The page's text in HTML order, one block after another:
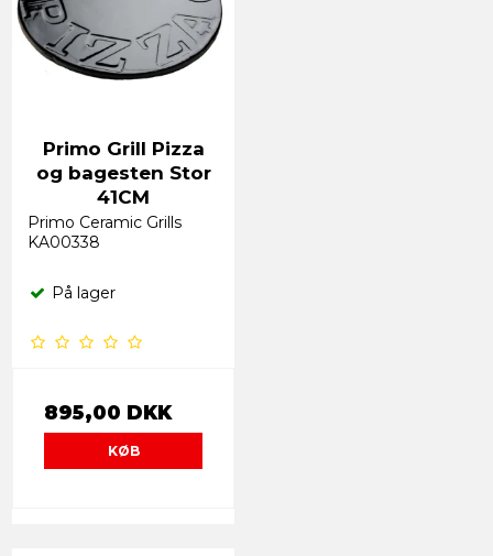
Primo Grill Pizza
og bagesten Stor
41CM
Primo Ceramic Grills
KA00338
På lager
895,00 DKK
KØB